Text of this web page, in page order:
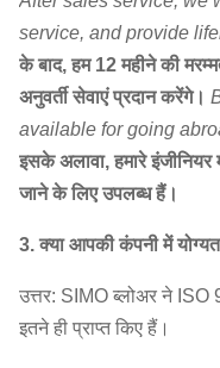
service, and provide
के बाद, हम 12 महीने की
अनुवर्ती सेवाएं प्रदान करेंगे।
available for going
इसके अलावा, हमारे
जाने के लिए उपलब्ध हैं।
3. क्या आपकी कंपनी में
उत्तर: SIMO ब्लोअर ने
इतने ही प्राप्त किए हैं।